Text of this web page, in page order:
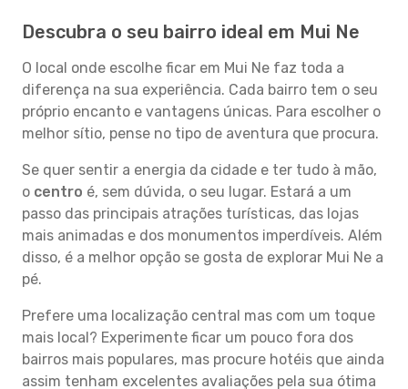
Descubra o seu bairro ideal em Mui Ne
O local onde escolhe ficar em Mui Ne faz toda a
diferença na sua experiência. Cada bairro tem o seu
próprio encanto e vantagens únicas. Para escolher o
melhor sítio, pense no tipo de aventura que procura.
Se quer sentir a energia da cidade e ter tudo à mão,
o centro é, sem dúvida, o seu lugar. Estará a um
passo das principais atrações turísticas, das lojas
mais animadas e dos monumentos imperdíveis. Além
disso, é a melhor opção se gosta de explorar Mui Ne a
pé.
Prefere uma localização central mas com um toque
mais local? Experimente ficar um pouco fora dos
bairros mais populares, mas procure hotéis que ainda
assim tenham excelentes avaliações pela sua ótima